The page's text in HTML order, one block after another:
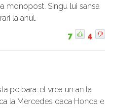
monopost. Singu lui sansa
la anul.
7 4
pe bara..el vrea un an la
la Mercedes daca Honda e